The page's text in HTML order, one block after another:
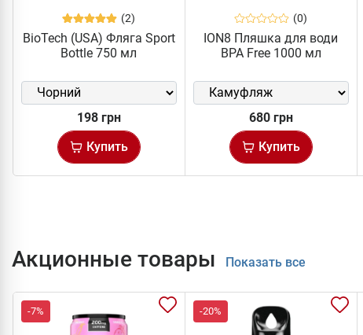
(2)
BioTech (USA) Фляга Sport
Bottle 750 мл
198 грн
Купить
(0)
ION8 Пляшка для води
BPA Free 1000 мл
680 грн
Купить
Акционные товары Показать все
-7% -20%